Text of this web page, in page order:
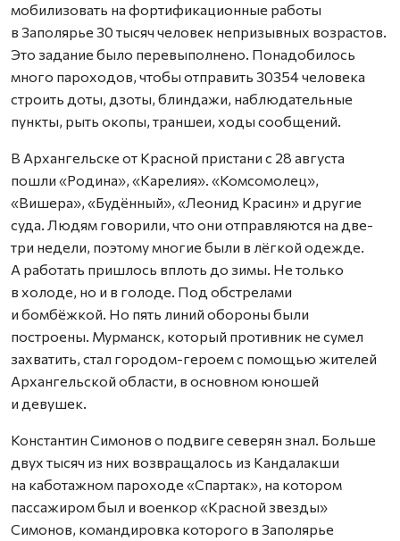
мобилизовать на фортификационные работы
в Заполярье 30 тысяч человек непризывных возрастов.
Это задание было перевыполнено. Понадобилось
много пароходов, чтобы отправить 30354 человека
строить доты, дзоты, блиндажи, наблюдательные
пункты, рыть окопы, траншеи, ходы сообщений.
В Архангельске от Красной пристани с 28 августа
пошли «Родина», «Карелия». «Комсомолец»,
«Вишера», «Будённый», «Леонид Красин» и другие
суда. Людям говорили, что они отправляются на две-
три недели, поэтому многие были в лёгкой одежде.
А работать приш­лось вплоть до зимы. Не только
в холоде, но и в голоде. Под обстрелами
и бомбёжкой. Но пять линий обороны были
построены. Мурманск, который противник не сумел
захватить, стал городом-героем с помощью жителей
Архангельской области, в основном юношей
и девушек.
Константин Симонов о подвиге северян знал. Больше
двух тысяч из них возвращалось из Кандалакши
на каботажном пароходе «Спартак», на котором
пассажиром был и военкор «Красной звезды»
Симонов, командировка которого в Заполярье